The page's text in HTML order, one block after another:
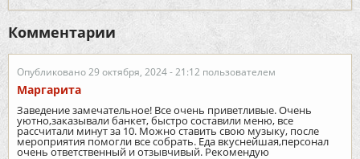
Комментарии
Опубликовано 29 октября, 2024 - 21:12 пользователем
Маргарита
Заведение замечательное! Все очень приветливые. Очень
уютно,заказывали банкет, быстро составили меню, все
рассчитали минут за 10. Можно ставить свою музыку, после
мероприятия помогли все собрать. Еда вкуснейшая,персонал
очень ответственный и отзывчивый. Рекомендую